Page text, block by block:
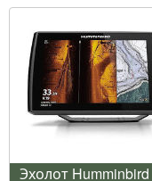
Эхолот